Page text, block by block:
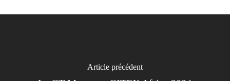
Article précédent